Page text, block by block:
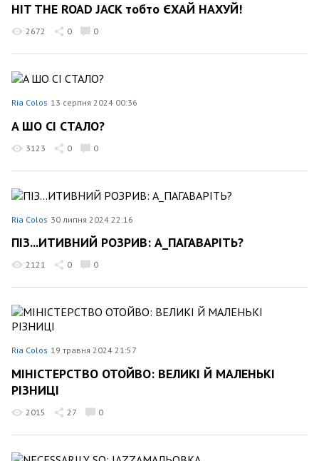
HIT THE ROAD JACK тобто ЄХАЙ НАХУЙ!
2672 0 0
Ria Colos 13 серпня 2024 00:36
A ШО СІ СТАЛО?
3123 0 0
Ria Colos 30 липня 2024 22:16
ПІЗ...ИТИВНИЙ РОЗРИВ: А_ПАГАВАРІТЬ?
2121 0 0
Ria Colos 19 травня 2024 21:57
МІНІСТЕРСТВО ОТОЙВО: ВЕЛИКІ Й МАЛЕНЬКІ
РІЗНИЦІ
2015 27 0